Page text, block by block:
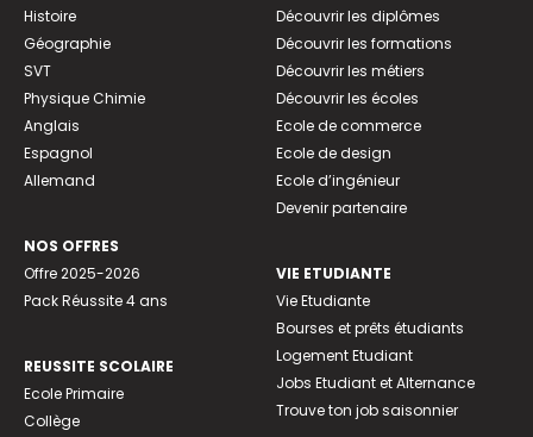
Histoire
Géographie
SVT
Physique Chimie
Anglais
Espagnol
Allemand
NOS OFFRES
Offre 2025-2026
Pack Réussite 4 ans
REUSSITE SCOLAIRE
Ecole Primaire
Collège
Découvrir les diplômes
Découvrir les formations
Découvrir les métiers
Découvrir les écoles
Ecole de commerce
Ecole de design
Ecole d’ingénieur
Devenir partenaire
VIE ETUDIANTE
Vie Etudiante
Bourses et prêts étudiants
Logement Etudiant
Jobs Etudiant et Alternance
Trouve ton job saisonnier